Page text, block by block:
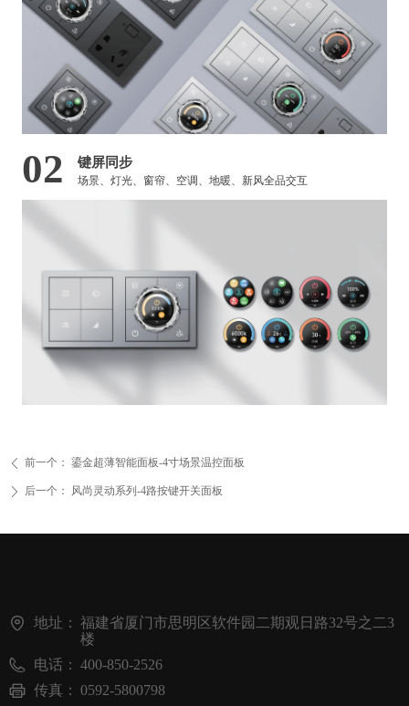
02 键屏同步
场景、灯光、窗帘、空调、地暖、新风全品交互
ꄴ 前一个： 鎏金超薄智能面板-4寸场景温控面板
ꄲ 后一个： 风尚灵动系列-4路按键开关面板
地址： 福建省厦门市思明区软件园二期观日路32号之二3
楼
电话： 400-850-2526
传真： 0592-5800798